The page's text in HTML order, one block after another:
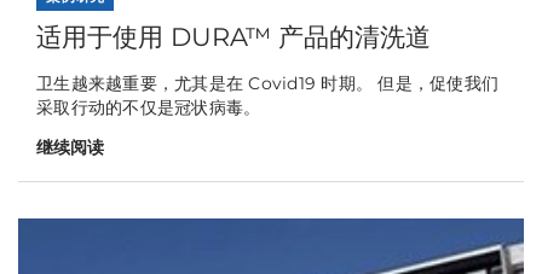
适用于使用 DURA™ 产品的清洗道
卫生越来越重要，尤其是在 Covid19 时期。 但是，促使我们
采取行动的不仅是冠状病毒。
继续阅读